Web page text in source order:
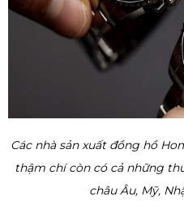
Các nhà sản xuất đồng hồ
thậm chí còn có cả những
châu Âu, Mỹ,